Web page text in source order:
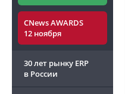
CNews AWARDS
12 ноября
30 лет рынку ERP
в России